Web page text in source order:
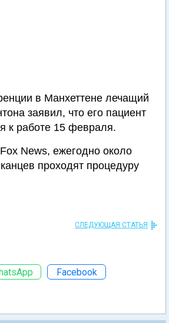
в Манхеттене лечащий
заявил, что его пациент
к работе 15 февраля.
News, ежегодно около
проходят процедуру
СЛЕДУЮЩАЯ СТАТЬЯ
Facebook